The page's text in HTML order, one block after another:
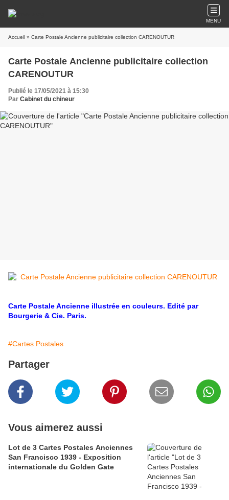
MENU
Accueil » Carte Postale Ancienne publicitaire collection CARENOUTUR
Carte Postale Ancienne publicitaire collection
CARENOUTUR
Publié le 17/05/2021 à 15:30
Par Cabinet du chineur
Carte Postale Ancienne illustrée en couleurs. Edité par
Bourgerie & Cie. Paris.
#Cartes Postales
Partager
Vous aimerez aussi
Lot de 3 Cartes Postales Anciennes
San Francisco 1939 - Exposition
internationale du Golden Gate